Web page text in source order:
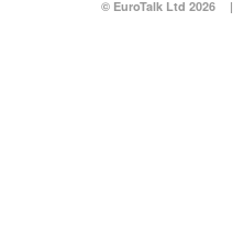
© EuroTalk Ltd 2026 |